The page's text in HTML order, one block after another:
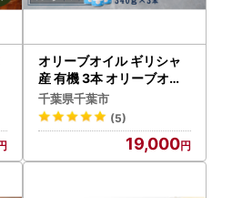
オリーブオイル ギリシャ
産 有機 3本 オリーブオイ
ル
千葉県千葉市
(5)
19,000